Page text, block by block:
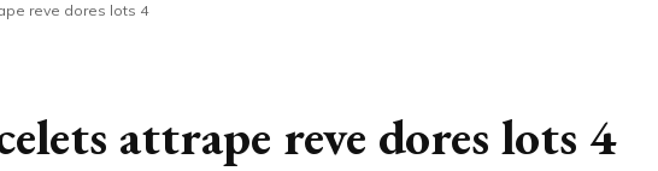
reve dores lots 4
attrape reve dores lots 4